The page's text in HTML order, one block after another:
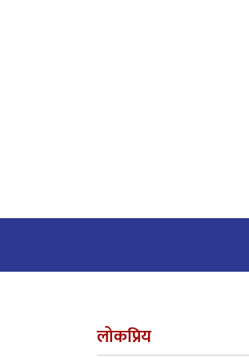
लोकप्रिय